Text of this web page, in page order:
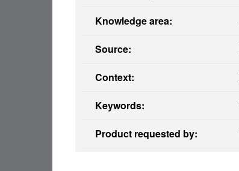
Knowledge area:
Source:
Context:
Keywords:
Product requested by: